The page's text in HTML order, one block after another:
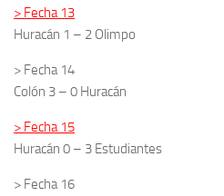
> Fecha 13
Huracán 1 – 2 Olimpo
> Fecha 14
Colón 3 – 0 Huracán
> Fecha 15
Huracán 0 – 3 Estudiantes
> Fecha 16